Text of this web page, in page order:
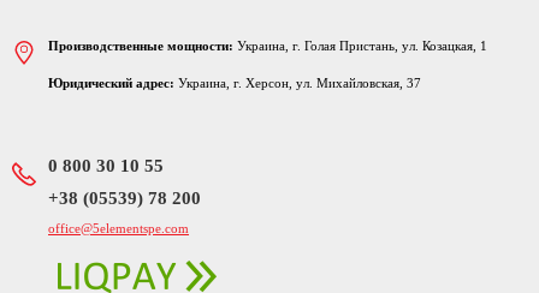
Производственные мощности: Украина, г. Голая Пристань, ул. Козацкая, 1
Юридический адрес: Украина, г. Херсон, ул. Михайловская, 37
0 800 30 10 55
‎+38 (05539) 78 200
office@5elementspe.com